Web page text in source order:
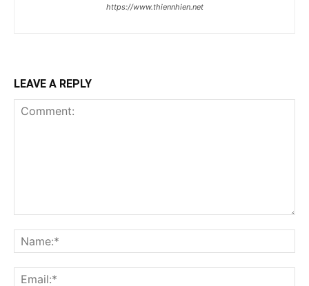
https://www.thiennhien.net
LEAVE A REPLY